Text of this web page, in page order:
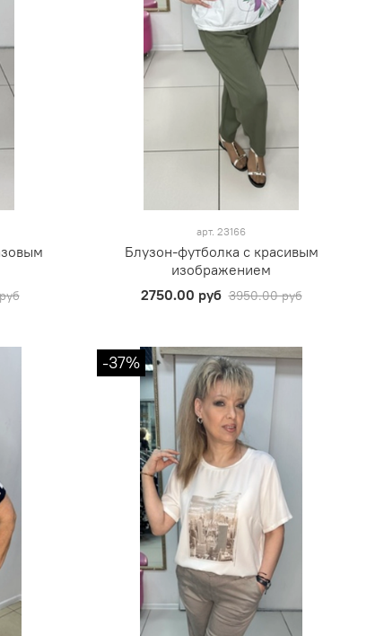
арт.23166
Блузон-футболка с красивым
изображением
2750.00 руб 3950.00 руб
-37%